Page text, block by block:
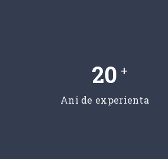
20 +
Ani de experienta